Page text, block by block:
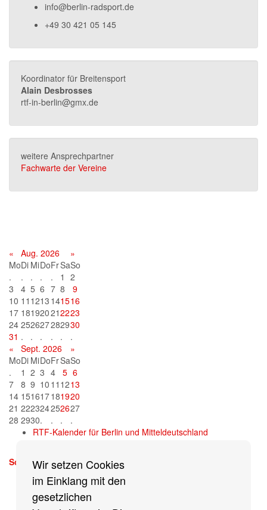
Wir setzen Cookies
im Einklang mit den
gesetzlichen
info@berlin-radsport.de
+49 30 421 05 145
Koordinator für Breitensport
Alain Desbrosses
rtf-in-berlin@gmx.de
weitere Ansprechpartner
Fachwarte der Vereine
« Aug. 2026
»
MoDi MiDoFrSaSo
.
. . . . 1 2
3
4 5 6 7 8
9
10 11 1213 141516
17 181920212223
24 252627282930
31 . . . . .
.
«
Sept. 2026
»
MoDi MiDoFrSaSo
.
1 2 3 4 5 6
7 8 9 10 11 1213
14 151617181920
21 222324252627
28 2930. . .
.
RTF-Kalender für Berlin und Mitteldeutschland
Sonntag, 13. September 2026